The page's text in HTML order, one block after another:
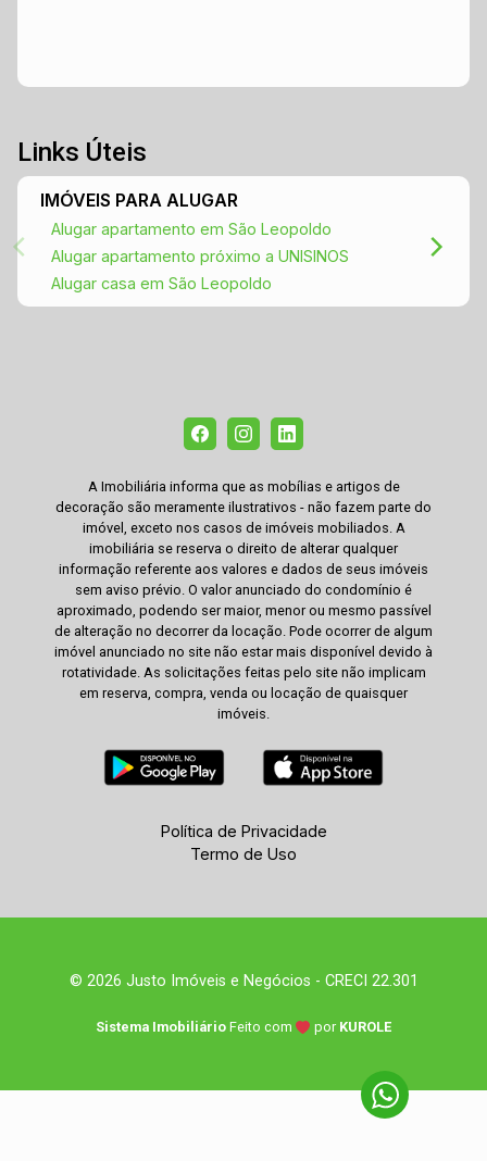
Links Úteis
IMÓVEIS PARA ALUGAR
Alugar apartamento em São Leopoldo
Alugar apartamento próximo a UNISINOS
Alugar casa em São Leopoldo
A Imobiliária informa que as mobílias e artigos de
decoração são meramente ilustrativos - não fazem parte do
imóvel, exceto nos casos de imóveis mobiliados. A
imobiliária se reserva o direito de alterar qualquer
informação referente aos valores e dados de seus imóveis
sem aviso prévio. O valor anunciado do condomínio é
aproximado, podendo ser maior, menor ou mesmo passível
de alteração no decorrer da locação. Pode ocorrer de algum
imóvel anunciado no site não estar mais disponível devido à
rotatividade. As solicitações feitas pelo site não implicam
em reserva, compra, venda ou locação de quaisquer
imóveis.
Política de Privacidade
Termo de Uso
© 2026 Justo Imóveis e Negócios - CRECI 22.301
Sistema Imobiliário Feito com por KUROLE